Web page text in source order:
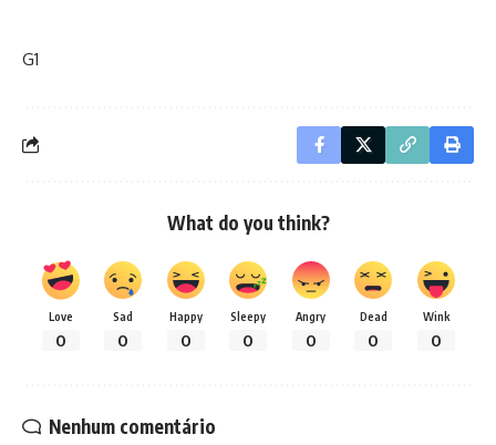
G1
What do you think?
Love
0
Sad
0
Happy
0
Sleepy
0
Angry
0
Dead
0
Wink
0
Nenhum comentário